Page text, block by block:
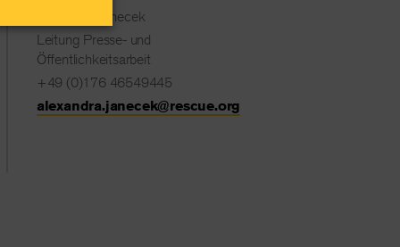
Alexandra Janecek
Leitung Presse- und
Öffentlichkeitsarbeit
+49 (0)176 46549445
alexandra.janecek@rescue.org